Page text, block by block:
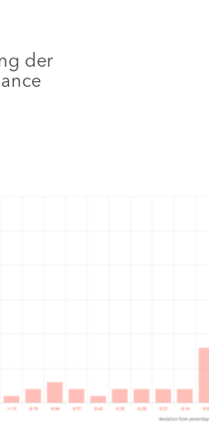
der